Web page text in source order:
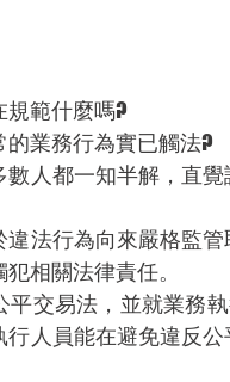
規範什麼嗎?
業務行為實已觸法?
人都一知半解，直
法行為向來嚴格監
相關法律責任。
平交易法，並就業務
人員能在避免違反